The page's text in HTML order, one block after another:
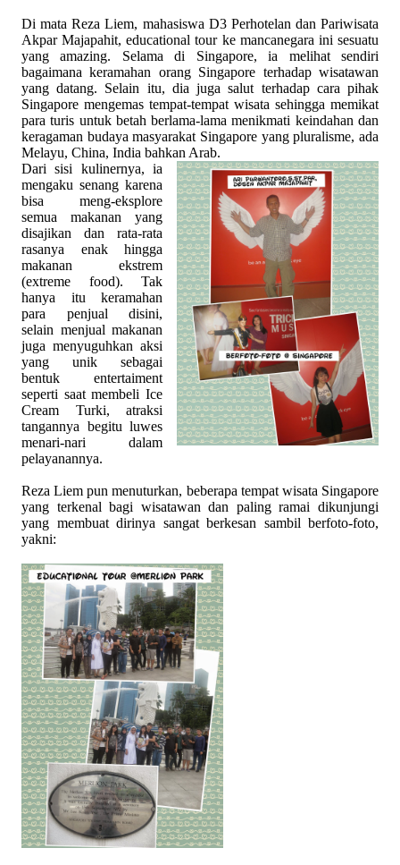
Di mata Reza Liem, mahasiswa D3 Perhotelan dan Pariwisata
Akpar Majapahit, educational tour ke mancanegara ini sesuatu
yang amazing. Selama di Singapore, ia melihat sendiri
bagaimana keramahan orang Singapore terhadap wisatawan
yang datang. Selain itu, dia juga salut terhadap cara pihak
Singapore mengemas tempat-tempat wisata sehingga memikat
para turis untuk betah berlama-lama menikmati keindahan dan
keragaman budaya masyarakat Singapore yang pluralisme, ada
Melayu, China, India bahkan Arab.
Dari sisi kulinernya, ia
mengaku senang karena
bisa meng-eksplore
semua makanan yang
disajikan dan rata-rata
rasanya enak hingga
makanan ekstrem
(extreme food). Tak
hanya itu keramahan
para penjual disini,
selain menjual makanan
juga menyuguhkan aksi
yang unik sebagai
bentuk entertaiment
seperti saat membeli Ice
Cream Turki, atraksi
tangannya begitu luwes
menari-nari dalam
pelayanannya.
Reza Liem pun menuturkan, beberapa tempat wisata Singapore
yang terkenal bagi wisatawan dan paling ramai dikunjungi
yang membuat dirinya sangat berkesan sambil berfoto-foto,
yakni: